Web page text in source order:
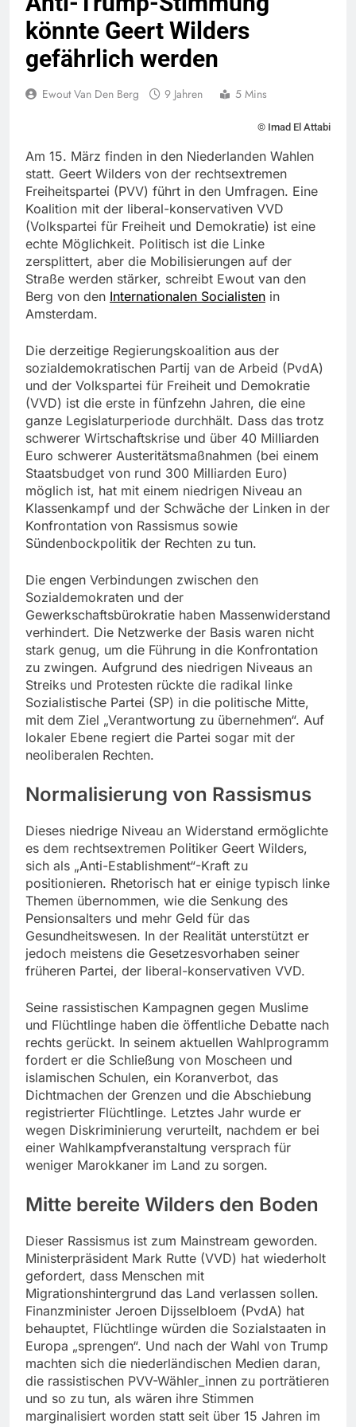
könnte Geert Wilders
gefährlich werden
Ewout Van Den Berg 9 Jahren 5 Mins
© Imad El Attabi
Am 15. März finden in den Niederlanden Wahlen
statt. Geert Wilders von der rechtsextremen
Freiheitspartei (PVV) führt in den Umfragen. Eine
Koalition mit der liberal-konservativen VVD
(Volkspartei für Freiheit und Demokratie) ist eine
echte Möglichkeit. Politisch ist die Linke
zersplittert, aber die Mobilisierungen auf der
Straße werden stärker, schreibt Ewout van den
Berg von den Internationalen Socialisten in
Amsterdam.
Die derzeitige Regierungskoalition aus der
sozialdemokratischen Partij van de Arbeid (PvdA)
und der Volkspartei für Freiheit und Demokratie
(VVD) ist die erste in fünfzehn Jahren, die eine
ganze Legislaturperiode durchhält. Dass das trotz
schwerer Wirtschaftskrise und über 40 Milliarden
Euro schwerer Austeritätsmaßnahmen (bei einem
Staatsbudget von rund 300 Milliarden Euro)
möglich ist, hat mit einem niedrigen Niveau an
Klassenkampf und der Schwäche der Linken in der
Konfrontation von Rassismus sowie
Sündenbockpolitik der Rechten zu tun.
Die engen Verbindungen zwischen den
Sozialdemokraten und der
Gewerkschaftsbürokratie haben Massenwiderstand
verhindert. Die Netzwerke der Basis waren nicht
stark genug, um die Führung in die Konfrontation
zu zwingen. Aufgrund des niedrigen Niveaus an
Streiks und Protesten rückte die radikal linke
Sozialistische Partei (SP) in die politische Mitte,
mit dem Ziel „Verantwortung zu übernehmen“. Auf
lokaler Ebene regiert die Partei sogar mit der
neoliberalen Rechten.
Normalisierung von Rassismus
Dieses niedrige Niveau an Widerstand ermöglichte
es dem rechtsextremen Politiker Geert Wilders,
sich als „Anti-Establishment“-Kraft zu
positionieren. Rhetorisch hat er einige typisch linke
Themen übernommen, wie die Senkung des
Pensionsalters und mehr Geld für das
Gesundheitswesen. In der Realität unterstützt er
jedoch meistens die Gesetzesvorhaben seiner
früheren Partei, der liberal-konservativen VVD.
Seine rassistischen Kampagnen gegen Muslime
und Flüchtlinge haben die öffentliche Debatte nach
rechts gerückt. In seinem aktuellen Wahlprogramm
fordert er die Schließung von Moscheen und
islamischen Schulen, ein Koranverbot, das
Dichtmachen der Grenzen und die Abschiebung
registrierter Flüchtlinge. Letztes Jahr wurde er
wegen Diskriminierung verurteilt, nachdem er bei
einer Wahlkampfveranstaltung versprach für
weniger Marokkaner im Land zu sorgen.
Mitte bereite Wilders den Boden
Dieser Rassismus ist zum Mainstream geworden.
Ministerpräsident Mark Rutte (VVD) hat wiederholt
gefordert, dass Menschen mit
Migrationshintergrund das Land verlassen sollen.
Finanzminister Jeroen Dijsselbloem (PvdA) hat
behauptet, Flüchtlinge würden die Sozialstaaten in
Europa „sprengen“. Und nach der Wahl von Trump
machten sich die niederländischen Medien daran,
die rassistischen PVV-Wähler_innen zu porträtieren
und so zu tun, als wären ihre Stimmen
marginalisiert worden statt seit über 15 Jahren im